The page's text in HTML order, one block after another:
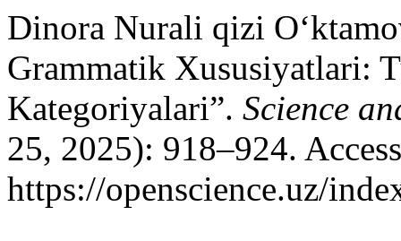
Dinora Nurali qizi
Grammatik Xususiyatlari:
Kategoriyalari”. Science
25, 2025): 918–924.
https://openscience.uz/